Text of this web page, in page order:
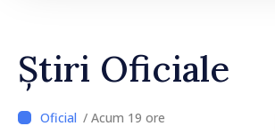
Știri Oficiale
/ Acum 19 ore